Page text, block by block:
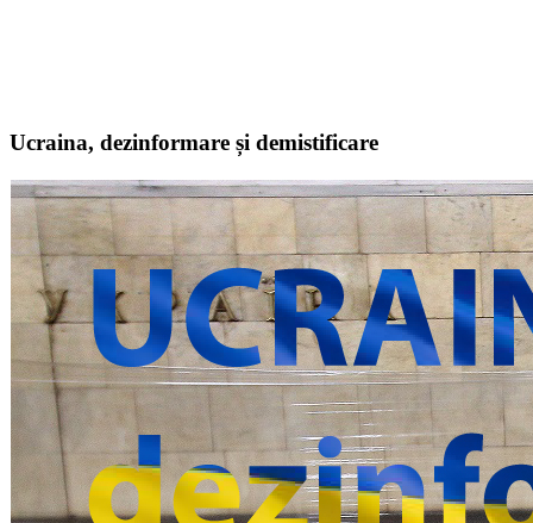
Ucraina, dezinformare și demistificare